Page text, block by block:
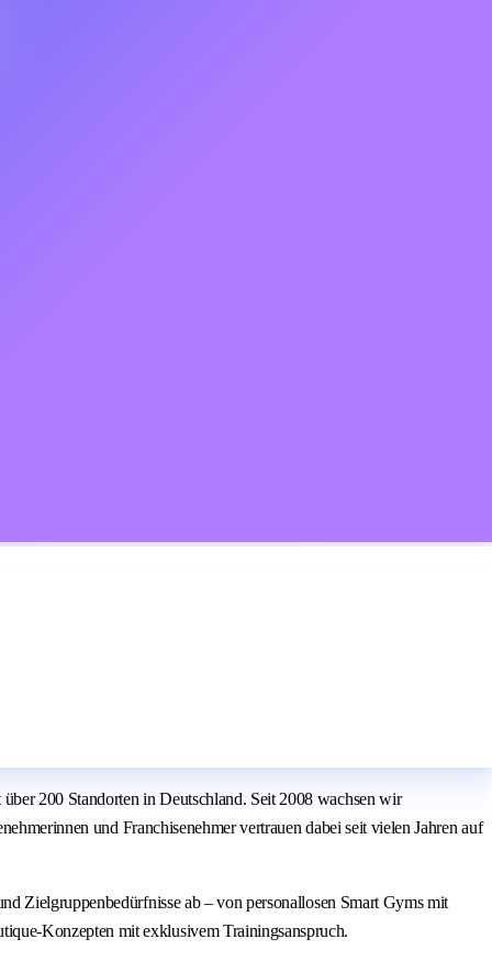
200 Standorten in Deutschland. Seit 2008 wachsen wir
und Franchisenehmer vertrauen dabei seit vielen Jahren auf
Zielgruppenbedürfnisse ab – von personallosen Smart Gyms mit
Konzepten mit exklusivem Trainingsanspruch.